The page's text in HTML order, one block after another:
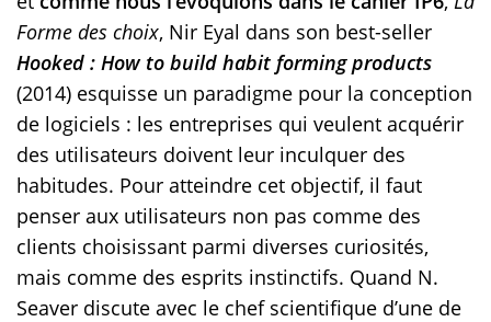
Forme des choix, Nir Eyal dans son best-seller
Hooked : How to build habit forming products
(2014) esquisse un paradigme pour la conception
de logiciels : les entreprises qui veulent acquérir
des utilisateurs doivent leur inculquer des
habitudes. Pour atteindre cet objectif, il faut
penser aux utilisateurs non pas comme des
clients choisissant parmi diverses curiosités,
mais comme des esprits instinctifs. Quand N.
Seaver discute avec le chef scientifique d’une de